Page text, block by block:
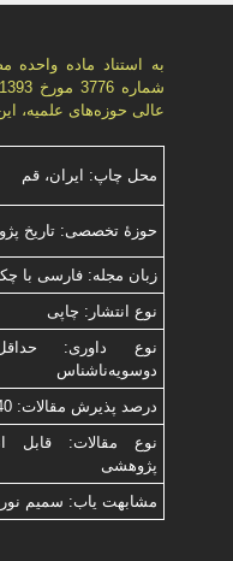
عالی حوزه‌های علميه، اين نشريه از شماره 31
محل چاپ: ایران، قم
حوزۀ تخصصی: تاریخ
زبان مجله: فارسی با
نوع انتشار: چاپی
دوسویه‌ناشناس
درصد پذیرش مقالات: 40%
نوع مقالات: قابل
پژوهشی
مشابهت ياب: سميم نور